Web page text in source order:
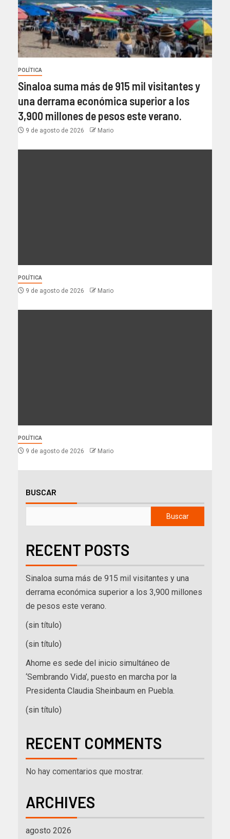
POLÍTICA
Sinaloa suma más de 915 mil visitantes y
una derrama económica superior a los
3,900 millones de pesos este verano.
9 de agosto de 2026 Mario
POLÍTICA
9 de agosto de 2026 Mario
POLÍTICA
9 de agosto de 2026 Mario
BUSCAR
Buscar
RECENT POSTS
Sinaloa suma más de 915 mil visitantes y una
derrama económica superior a los 3,900 millones
de pesos este verano.
(sin título)
(sin título)
Ahome es sede del inicio simultáneo de
‘Sembrando Vida’, puesto en marcha por la
Presidenta Claudia Sheinbaum en Puebla.
(sin título)
RECENT COMMENTS
No hay comentarios que mostrar.
ARCHIVES
agosto 2026